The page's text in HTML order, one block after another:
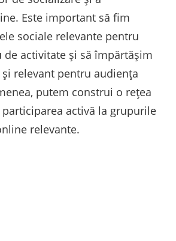
Este important să fim
sociale relevante pentru
activitate și să împărtășim
relevant pentru audiența
putem construi o rețea
activă la grupurile
relevante.